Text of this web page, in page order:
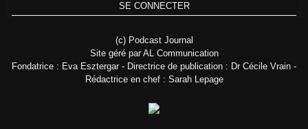
SE CONNECTER
(c) Podcast Journal
Site géré par AL Communication
Fondatrice : Eva Esztergar - Directrice de publication : Dr Cécile Vrain -
Rédactrice en chef : Sarah Lepage